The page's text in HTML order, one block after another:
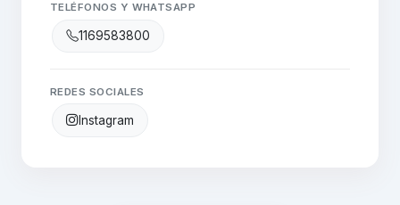
TELÉFONOS Y WHATSAPP
1169583800
REDES SOCIALES
Instagram